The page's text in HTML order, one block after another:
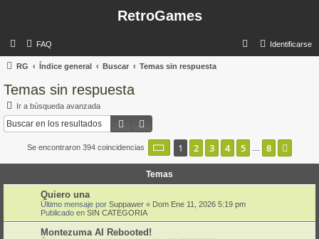
RetroGames
FAQ Identificarse
RG Índice general Buscar Temas sin respuesta
Temas sin respuesta
Ir a búsqueda avanzada
Buscar
Se encontraron 394 coincidencias Página de
1 2 3 4 5 8
Temas
Quiero una
Último mensaje por Suppawer « Dom Ene 11, 2026 5:19 pm
Publicado en SIN CATEGORIA
Montezuma AI Rebooted!